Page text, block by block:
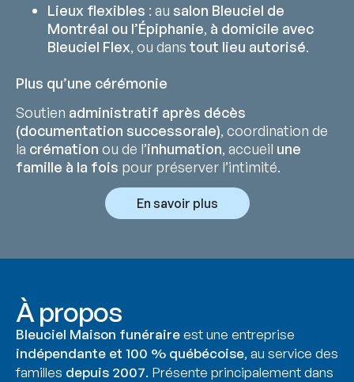
Lieux flexibles : au salon Bleuciel de
Montréal ou l’Épiphanie, à domicile avec
Bleuciel Flex, ou dans tout lieu autorisé.
Plus qu’une cérémonie
Soutien administratif après décès
(documentation successorale), coordination de
la crémation ou de l’inhumation, accueil une
famille à la fois pour préserver l’intimité.
En savoir plus
À propos
Bleuciel Maison funéraireest une entreprise
indépendante et 100 % québécoise, au service des
familles depuis 2007. Présente principalement dans